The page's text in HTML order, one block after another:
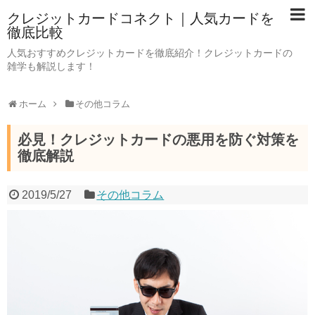
クレジットカードコネクト｜人気カードを
徹底比較
人気おすすめクレジットカードを徹底紹介！クレジットカードの
雑学も解説します！
ホーム その他コラム
必見！クレジットカードの悪用を防ぐ対策を
徹底解説
2019/5/27 その他コラム